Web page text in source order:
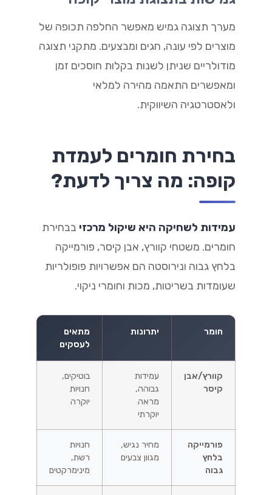
מערך תצוגה גמיש מאפשר החלפה תכופה של
מוצרים לפי עונה, חגים ומבצעים. מתקני תצוגה
מודולריים שניתן לשנות בקלות חוסכים זמן
ומאפשרים התאמה מהירה למלאי
ולאסטרטגיה השיווקית.
בחירת חומרים לעמדת
קופה: מה צריך לדעת?
עמידות לשחיקה היא שיקול מרכזי בבחירת
חומרים. משטחי קוורץ, אבן קיסר, פורמייקה
בלחץ גבוה ונירוסטה הם אפשרויות פופולריות
שעומדות בשריטות, מכות וחומרי ניקוי.
חומר יתרונות
מתאים
לעסקים
קוורץ/אבן
קיסר
עמידות
גבוהה,
מראה
יוקרתי
בוטיקים,
חנויות
יוקרה
פורמייקה
בלחץ
גבוה
מחיר נגיש,
מגוון צבעים
חנויות
רשת,
מינימרקטים